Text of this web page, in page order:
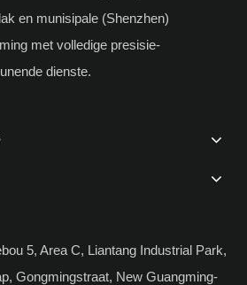
en munisipale (Shenzhen)
met volledige presisie-
dienste.
5, Area C, Liantang Industrial Park,
Gongmingstraat, New Guangming-